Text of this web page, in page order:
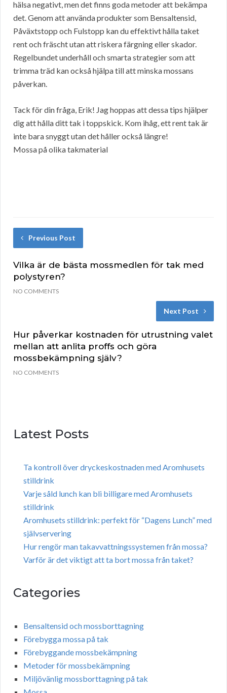
hälsa negativt, men det finns goda metoder att bekämpa
det. Genom att använda produkter som Bensaltensid,
Påväxtstopp och Fulstopp kan du effektivt hålla taket
rent och fräscht utan att riskera färgning eller skador.
Regelbundet underhåll och smarta strategier som att
trimma träd kan också hjälpa till att minska mossans
påverkan.
Tack för din fråga, Erik! Jag hoppas att dessa tips hjälper
dig att hålla ditt tak i toppskick. Kom ihåg, ett rent tak är
inte bara snyggt utan det håller också längre!
Mossa på olika takmaterial
Previous Post
Vilka är de bästa mossmedlen för tak med
polystyren?
NO COMMENTS
Next Post
Hur påverkar kostnaden för utrustning valet
mellan att anlita proffs och göra
mossbekämpning själv?
NO COMMENTS
Latest Posts
Ta kontroll över dryckeskostnaden med Aromhusets
stilldrink
Varje såld lunch kan bli billigare med Aromhusets
stilldrink
Aromhusets stilldrink: perfekt för “Dagens Lunch” med
självservering
Hur rengör man takavvattningssystemen från mossa?
Varför är det viktigt att ta bort mossa från taket?
Categories
Bensaltensid och mossborttagning
Förebygga mossa på tak
Förebyggande mossbekämpning
Metoder för mossbekämpning
Miljövänlig mossborttagning på tak